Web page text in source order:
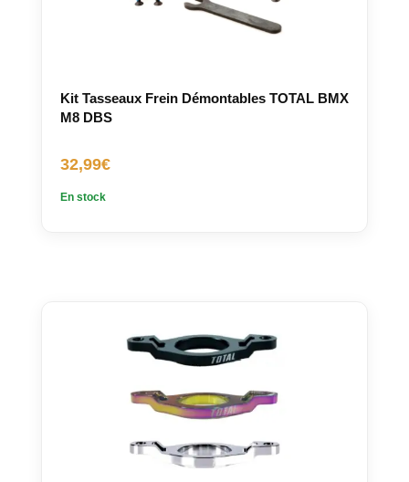
Kit Tasseaux Frein Démontables TOTAL BMX
M8 DBS
32,99€
En stock